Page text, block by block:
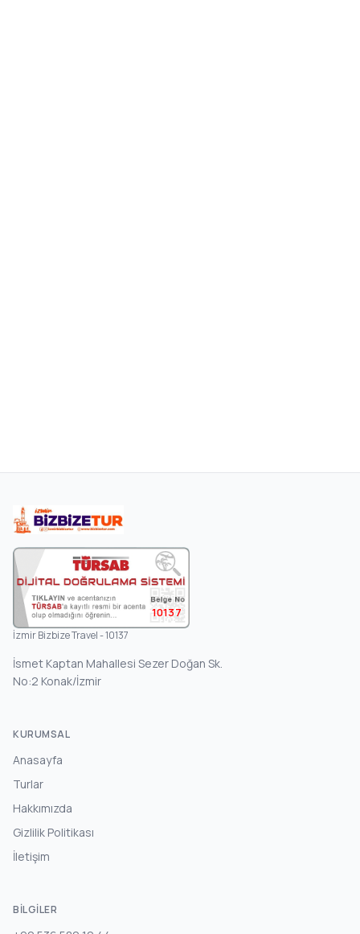
10137
İzmir Bizbize Travel - 10137
İsmet Kaptan Mahallesi Sezer Doğan Sk.
No:2 Konak/İzmir
KURUMSAL
Anasayfa
Turlar
Hakkımızda
Gizlilik Politikası
İletişim
BILGILER